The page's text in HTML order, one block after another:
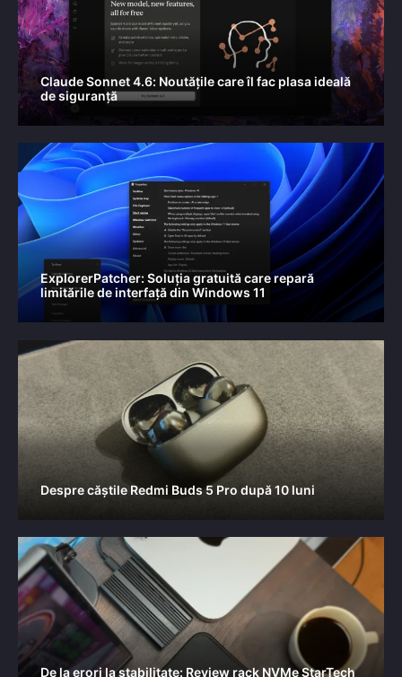
Claude Sonnet 4.6: Noutățile care îl fac plasa ideală
de siguranță
ExplorerPatcher: Soluția gratuită care repară
limitările de interfață din Windows 11
Despre căștile Redmi Buds 5 Pro după 10 luni
De la erori la stabilitate: Review rack NVMe StarTech